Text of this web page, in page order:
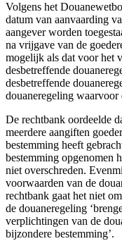
Volgens het
datum van aanvaarding
aangever worden
na vrijgave van de
mogelijk als dat voor het
desbetreffende
desbetreffende
douaneregeling waarvoor
De rechtbank oordeelde
meerdere aangiften
bestemming heeft
bestemming opgenomen
niet overschreden.
voorwaarden van de
rechtbank gaat het niet
de douaneregeling
verplichtingen van de
bijzondere bestemming’.